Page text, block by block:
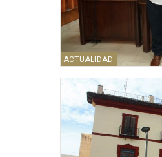
ACTUALIDAD